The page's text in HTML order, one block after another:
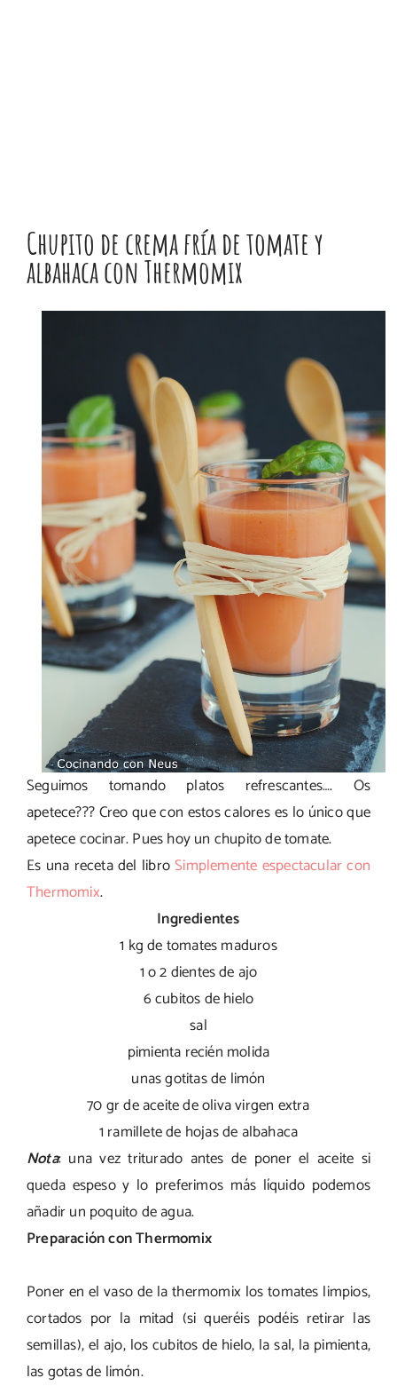
Chupito de crema fría de tomate y
albahaca con Thermomix
Seguimos tomando platos refrescantes…. Os
apetece??? Creo que con estos calores es lo único que
apetece cocinar. Pues hoy un chupito de tomate.
Es una receta del libroSimplemente espectacular con
Thermomix.
Ingredientes
1 kg de tomates maduros
1 o 2 dientes de ajo
6 cubitos de hielo
sal
pimienta recién molida
unas gotitas de limón
70 gr de aceite de oliva virgen extra
1 ramillete de hojas de albahaca
Nota: una vez triturado antes de poner el aceite si
queda espeso y lo preferimos más líquido podemos
añadir un poquito de agua.
Preparación con Thermomix
Poner en el vaso de la thermomix los tomates limpios,
cortados por la mitad (si queréis podéis retirar las
semillas), el ajo, los cubitos de hielo, la sal, la pimienta,
las gotas de limón.